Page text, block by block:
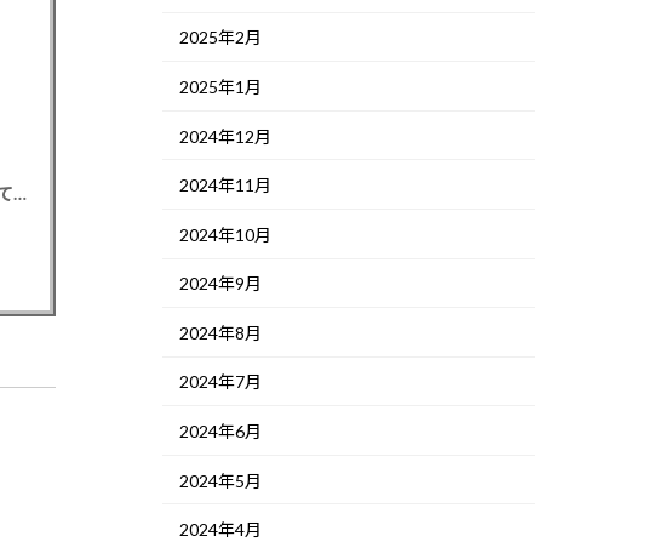
カープドラ1平川蓮！187cmのスイッチヒッター！立石正広を外し2度目の重複も新井監督がクジを引き当てる！【ドラフト会議2025】
2025年2月
2025年1月
2024年12月
2024年11月
2024年10月
2024年9月
2024年8月
2024年7月
2024年6月
2024年5月
2024年4月